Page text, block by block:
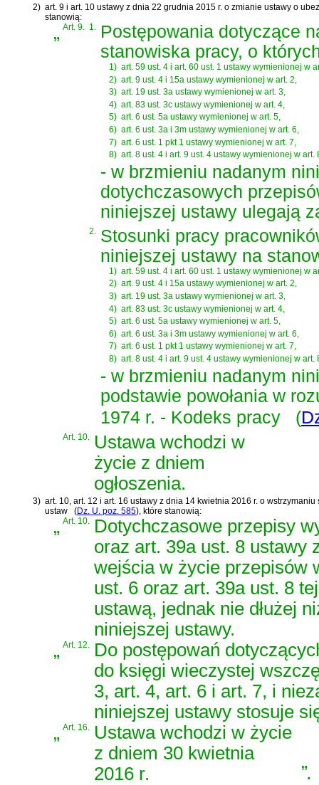
2) art. 9 i art. 10 ustawy z dnia 22 grudnia 2015 r. o zmianie ustawy o
stanowią:
„Art. 9. 1. Postępowania dotyczące
stanowiska pracy, o
1) art. 59 ust. 4 i art. 60 ust. 1 ustawy wymienionej w
2) art. 9 ust. 4 i 15a ustawy wymienionej w art. 2,
3) art. 19 ust. 3a ustawy wymienionej w art. 3,
4) art. 83 ust. 3c ustawy wymienionej w art. 4,
5) art. 6 ust. 5a ustawy wymienionej w art. 5,
6) art. 6 ust. 3a i 3m ustawy wymienionej w art. 6,
7) art. 6 ust. 1 pkt 1 ustawy wymienionej w art. 7,
8) art. 8 ust. 4 i art. 9 ust. 4 ustawy wymienionej w art.
- w brzmieniu nadanym
dotychczasowych
niniejszej ustawy ulegają
2.
Stosunki pracy
niniejszej ustawy na
1) art. 59 ust. 4 i art. 60 ust. 1 ustawy wymienionej w
2) art. 9 ust. 4 i 15a ustawy wymienionej w art. 2,
3) art. 19 ust. 3a ustawy wymienionej w art. 3,
4) art. 83 ust. 3c ustawy wymienionej w art. 4,
5) art. 6 ust. 5a ustawy wymienionej w art. 5,
6) art. 6 ust. 3a i 3m ustawy wymienionej w art. 6,
7) art. 6 ust. 1 pkt 1 ustawy wymienionej w art. 7,
8) art. 8 ust. 4 i art. 9 ust. 4 ustawy wymienionej w art.
- w brzmieniu nadanym
podstawie powołania w
1974 r. - Kodeks pracy
(
Art. 10.
Ustawa wchodzi w
życie z dniem
ogłoszenia.
3) art. 10, art. 12 i art. 16 ustawy z dnia 14 kwietnia 2016 r. o
ustaw
(Dz. U. poz. 585), które stanowią:
„Art. 10. Dotychczasowe przepisy
oraz art. 39a ust. 8 ustawy
wejścia w życie przepisów
ust. 6 oraz art. 39a ust. 8
ustawą, jednak nie dłużej
niniejszej ustawy.
„Art. 12. Do postępowań
do księgi wieczystej
3, art. 4, art. 6 i art. 7, i
niniejszej ustawy stosuje
„Art. 16. Ustawa wchodzi w życie
z dniem 30 kwietnia
2016 r.
”
.